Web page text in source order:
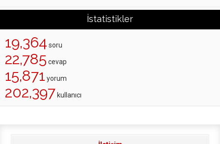
İstatistikler
19,364 soru
22,785 cevap
15,871 yorum
202,397 kullanıcı